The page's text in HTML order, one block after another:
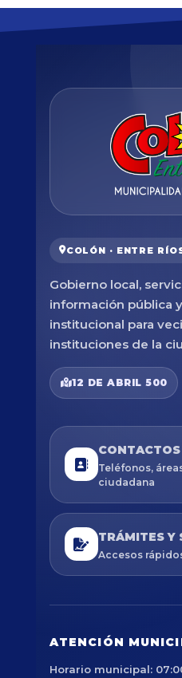
COLÓN · ENTRE
Gobierno local,
información pública
institucional para
instituciones de la
12 DE ABRIL 500
Teléfonos,
ciudadana
TRÁMITES Y
Accesos
ATENCIÓN
Horario municipal: